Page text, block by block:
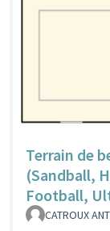
Terrain de
(Sandball,
Football,
CATROUX